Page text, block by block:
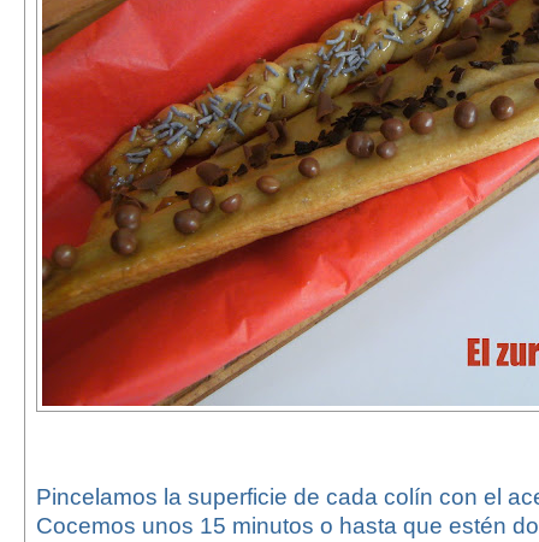
Pincelamos la superficie de cada colín con el
Cocemos unos 15 minutos o hasta que estén